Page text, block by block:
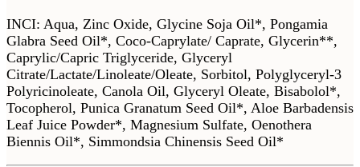
INCI: Aqua, Zinc Oxide, Glycine Soja Oil*, Pongamia
Glabra Seed Oil*, Coco-Caprylate/ Caprate, Glycerin**,
Caprylic/Capric Triglyceride, Glyceryl
Citrate/Lactate/Linoleate/Oleate, Sorbitol, Polyglyceryl-3
Polyricinoleate, Canola Oil, Glyceryl Oleate, Bisabolol*,
Tocopherol, Punica Granatum Seed Oil*, Aloe Barbadensis
Leaf Juice Powder*, Magnesium Sulfate, Oenothera
Biennis Oil*, Simmondsia Chinensis Seed Oil*